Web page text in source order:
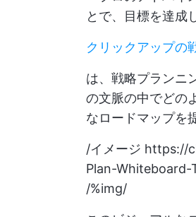
とで、目標を達成
クリックアップの
は、戦略プランニ
の文脈の中でどの
なロードマップを
/イメージ https://
Plan-Whiteboard-
/%img/